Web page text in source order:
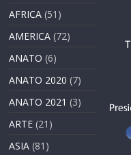
AFRICA (51)
AMERICA (72)
ANATO (6)
ANATO 2020 (7)
ANATO 2021 (3)
ARTE (21)
ASIA (81)